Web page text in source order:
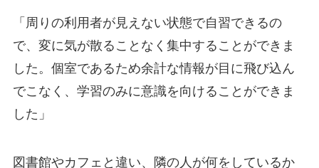
「周りの利用者が見えない状態で自習できるの
で、変に気が散ることなく集中することができま
した。個室であるため余計な情報が目に飛び込ん
でこなく、学習のみに意識を向けることができま
した」
図書館やカフェと違い、隣の人が何をしているか